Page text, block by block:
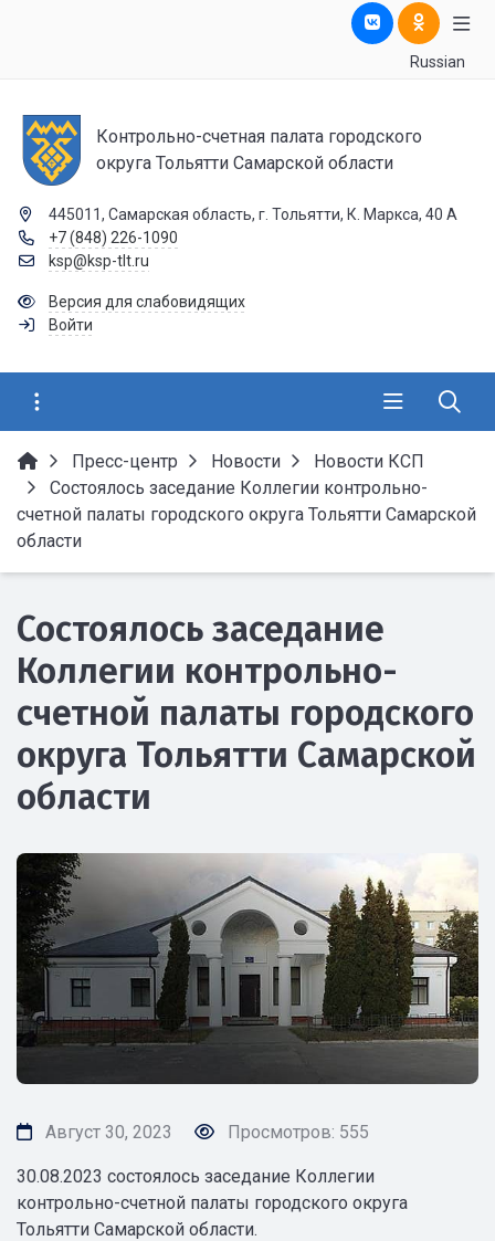
Russian
Контрольно-счетная палата городского
округа Тольятти Самарской области
445011, Самарская область, г. Тольятти, К. Маркса, 40 А
+7 (848) 226-1090
ksp@ksp-tlt.ru
Версия для слабовидящих
Войти
Пресс-центр Новости
Новости КСП
Состоялось заседание Коллегии контрольно-
счетной палаты городского округа Тольятти Самарской
области
Состоялось заседание
Коллегии контрольно-
счетной палаты городского
округа Тольятти Самарской
области
Август 30, 2023 Просмотров: 555
30.08.2023 состоялось заседание Коллегии
контрольно-счетной палаты городского округа
Тольятти Самарской области.